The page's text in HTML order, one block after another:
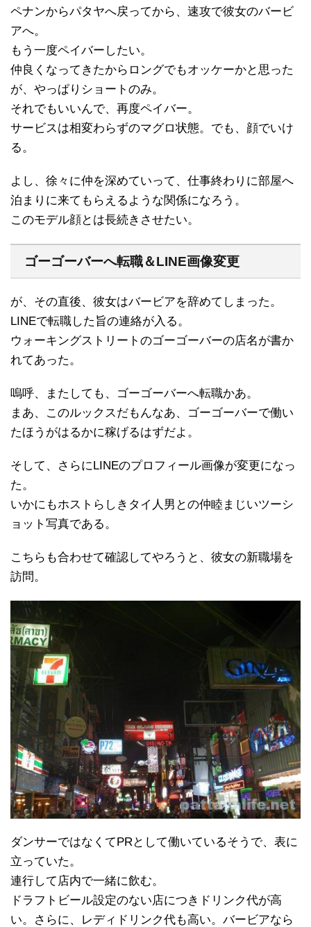
ペナンからパタヤへ戻ってから、速攻で彼女のバービ
アへ。
もう一度ペイバーしたい。
仲良くなってきたからロングでもオッケーかと思った
が、やっぱりショートのみ。
それでもいいんで、再度ペイバー。
サービスは相変わらずのマグロ状態。でも、顔でいけ
る。
よし、徐々に仲を深めていって、仕事終わりに部屋へ
泊まりに来てもらえるような関係になろう。
このモデル顔とは長続きさせたい。
ゴーゴーバーへ転職＆LINE画像変更
が、その直後、彼女はバービアを辞めてしまった。
LINEで転職した旨の連絡が入る。
ウォーキングストリートのゴーゴーバーの店名が書か
れてあった。
嗚呼、またしても、ゴーゴーバーへ転職かあ。
まあ、このルックスだもんなあ、ゴーゴーバーで働い
たほうがはるかに稼げるはずだよ。
そして、さらにLINEのプロフィール画像が変更になっ
た。
いかにもホストらしきタイ人男との仲睦まじいツーシ
ョット写真である。
こちらも合わせて確認してやろうと、彼女の新職場を
訪問。
ダンサーではなくてPRとして働いているそうで、表に
立っていた。
連行して店内で一緒に飲む。
ドラフトビール設定のない店につきドリンク代が高
い。さらに、レディドリンク代も高い。バービアなら